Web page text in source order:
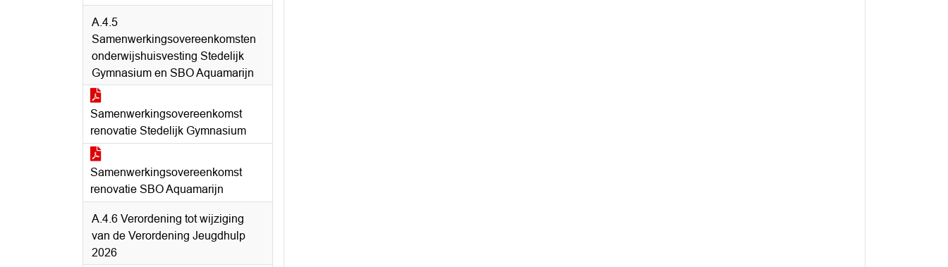
A.4.5
Samenwerkingsovereenkomsten
onderwijshuisvesting Stedelijk
Gymnasium en SBO Aquamarijn
Samenwerkingsovereenkomst
renovatie Stedelijk Gymnasium
Samenwerkingsovereenkomst
renovatie SBO Aquamarijn
A.4.6 Verordening tot wijziging
van de Verordening Jeugdhulp
2026